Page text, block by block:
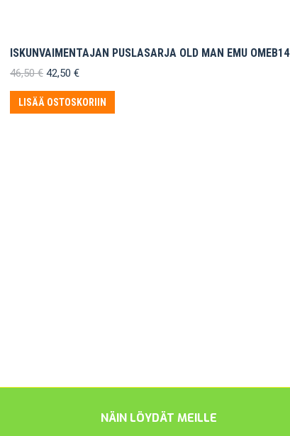
ISKUNVAIMENTAJAN PUSLASARJA OLD MAN EMU OMEB14
46,50€ Alkuperäinen
oli:
46,50 €.
42,50 €Nykyinen
on:
42,50 €.
LISÄÄ OSTOSKORIIN
NÄIN LÖYDÄT MEILLE